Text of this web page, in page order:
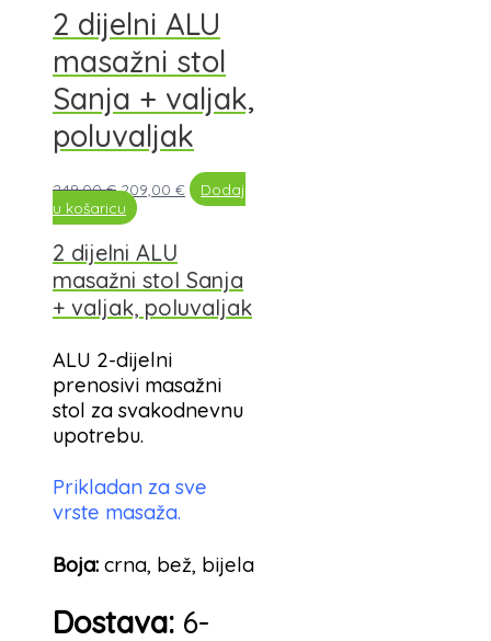
2 dijelni ALU
masažni stol
Sanja + valjak,
poluvaljak
249,00€ 209,00 €
Dodaj
u košaricu
2 dijelni ALU
masažni stol Sanja
+ valjak, poluvaljak
ALU 2-dijelni
prenosivi masažni
stol za svakodnevnu
upotrebu.
Prikladan za sve
vrste masaža.
Boja: crna, bež, bijela
Dostava: 6-